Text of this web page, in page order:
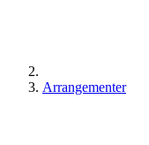
Arrangementer